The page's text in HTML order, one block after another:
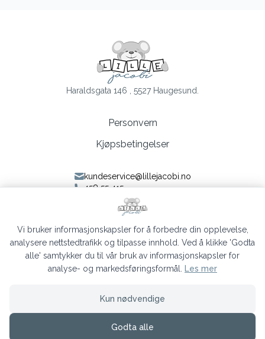
Haraldsgata 146 , 5527 Haugesund.
Personvern
Kjøpsbetingelser
kundeservice@lillejacobi.no
458 55 415
Følg oss på Facebook
Følg oss på Instagram
Siden driftes avShoplabs
Vi bruker informasjonskapsler for å forbedre din opplevelse,
analysere nettstedtrafikk og tilpasse innhold. Ved å klikke 'Godta
alle' samtykker du til vår bruk av informasjonskapsler for
analyse- og markedsføringsformål.
Les mer
Kun nødvendige
Godta alle